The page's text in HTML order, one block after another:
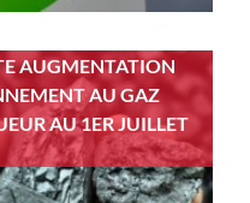
AUGMENTATION
AU GAZ
AU 1ER JUILLET